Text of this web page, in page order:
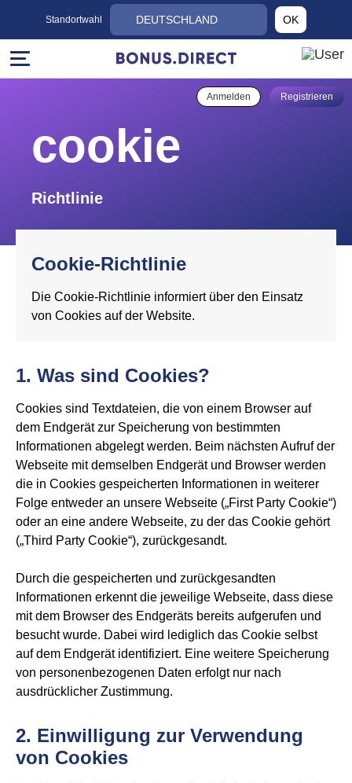
Standortwahl DEUTSCHLAND OK
Anmelden Registrieren
cookie
Richtlinie
Cookie-Richtlinie
Die Cookie-Richtlinie informiert über den Einsatz
von Cookies auf der Website.
1. Was sind Cookies?
Cookies sind Textdateien, die von einem Browser auf
dem Endgerät zur Speicherung von bestimmten
Informationen abgelegt werden. Beim nächsten Aufruf der
Webseite mit demselben Endgerät und Browser werden
die in Cookies gespeicherten Informationen in weiterer
Folge entweder an unsere Webseite („First Party Cookie“)
oder an eine andere Webseite, zu der das Cookie gehört
(„Third Party Cookie“), zurückgesandt.
Durch die gespeicherten und zurückgesandten
Informationen erkennt die jeweilige Webseite, dass diese
mit dem Browser des Endgeräts bereits aufgerufen und
besucht wurde. Dabei wird lediglich das Cookie selbst
auf dem Endgerät identifiziert. Eine weitere Speicherung
von personenbezogenen Daten erfolgt nur nach
ausdrücklicher Zustimmung.
2. Einwilligung zur Verwendung
von Cookies